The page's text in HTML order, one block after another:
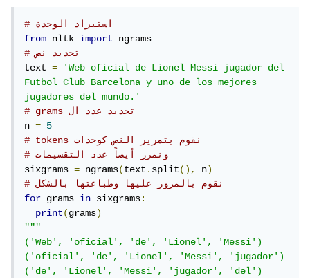
# استيراد الوحدة
from nltk import
# تحديد نص
text =
'Web oficial de Lionel Messi jugador del
Futbol Club Barcelona y uno de los mejores
jugadores del mundo.'
n =
5
# ونمرر أيضاً عدد التقسيمات
sixgrams = ngrams(text.split(), n)
# نقوم بالمرور عليها وطباعتها بالشكل
for grams in sixgrams:
print(grams)
"""
('Web', 'oficial', 'de', 'Lionel', 'Messi')
('oficial', 'de', 'Lionel', 'Messi', 'jugador')
('de', 'Lionel', 'Messi', 'jugador', 'del')